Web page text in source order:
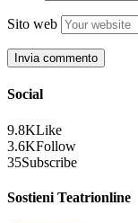
Sito web
Social
9.8KLike
3.6KFollow
35Subscribe
Sostieni Teatrionline